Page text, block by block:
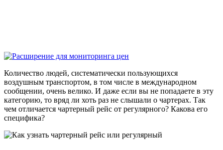
Количество людей, систематически пользующихся
воздушным транспортом, в том числе в международном
сообщении, очень велико. И даже если вы не попадаете в эту
категорию, то вряд ли хоть раз не слышали о чартерах. Так
чем отличается чартерный рейс от регулярного? Какова его
специфика?